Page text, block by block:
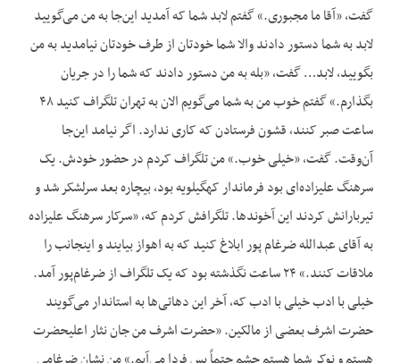
گفت، «آقا ما مجبوری.» گفتم لابد شما که آمدید این‌جا به من می‌گویید
لابد به شما دستور دادند والا شما خودتان از طرف خودتان نیامدید به من
بگویید، لابد… گفت، «بله به من دستور دادند که شما را در جریان
بگذارم.» گفتم خوب من به شما می‌گویم الان به تهران تلگراف کنید ۴۸
ساعت صبر کنند، قشون فرستادن که کاری ندارد. اگر نیامد این‌جا
آن‌وقت. گفت، «خیلی خوب.» من تلگراف کردم در حضور خودش. یک
سرهنگ علیزاده‌ای بود فرماندار کهگیلویه بود، بیچاره بعد سرلشکر شد و
تیربارانش کردند این آخوندها. تلگرافش کردم که، «سرکار سرهنگ علیزاده
به آقای عبدالله ضرغام پور ابلاغ کنید که به اهواز بیایند و اینجانب را
ملاقات کنند.» ۲۴ ساعت نگذشته بود که یک تلگراف از ضرغام‌پور آمد.
خیلی با ادب خیلی با ادب که، آخر این دهاتی‌ها به استاندار می‌گویند
حضرت اشرف بعضی از مالکین. «حضرت اشرف من جان نثار اعلیحضرت